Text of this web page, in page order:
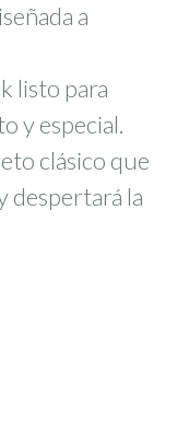
a
listo para
y especial.
clásico que
despertará la